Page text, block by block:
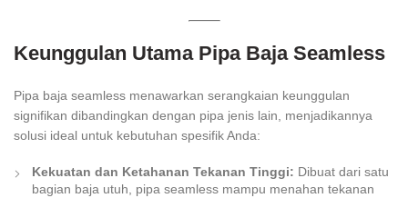
Keunggulan Utama Pipa Baja Seamless
Pipa baja seamless menawarkan serangkaian keunggulan
signifikan dibandingkan dengan pipa jenis lain, menjadikannya
solusi ideal untuk kebutuhan spesifik Anda:
Kekuatan dan Ketahanan Tekanan Tinggi: Dibuat dari satu
bagian baja utuh, pipa seamless mampu menahan tekanan